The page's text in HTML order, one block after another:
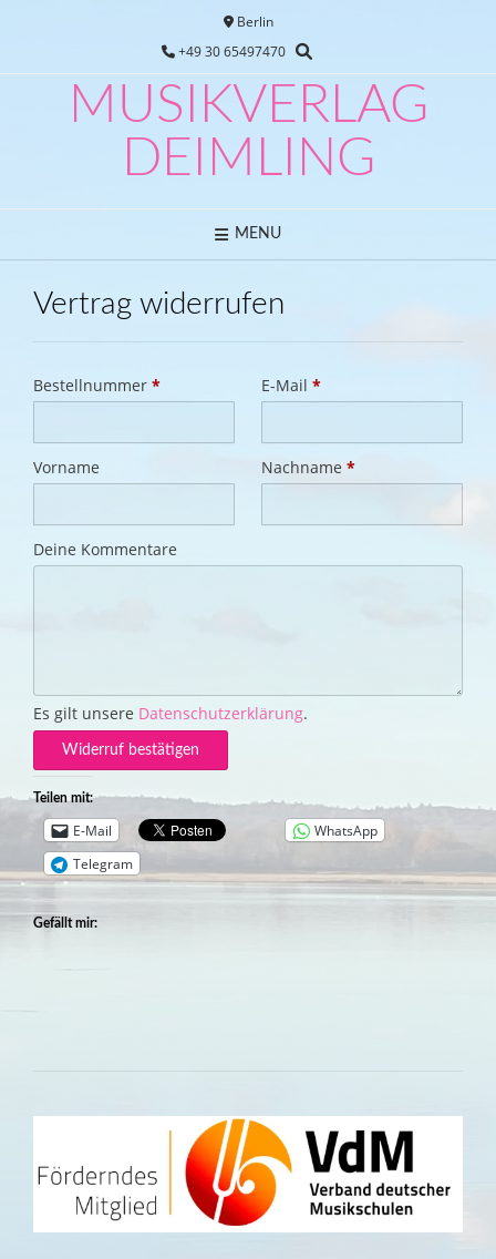
Berlin
+49 30 65497470
MUSIKVERLAG
DEIMLING
MENU
Vertrag widerrufen
Bestellnummer *erforderlich E-Mail *erforderlich
Vorname Nachname *erforderlich
Page URI *erforderlich
Deine Kommentare
Es gilt unsere Datenschutzerklärung.
Widerruf bestätigen
Teilen mit:
E-Mail
WhatsApp
Telegram
Gefällt mir: